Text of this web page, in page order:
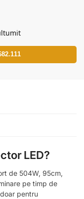
LED?
de 504W, 95cm,
pe timp de
pentru